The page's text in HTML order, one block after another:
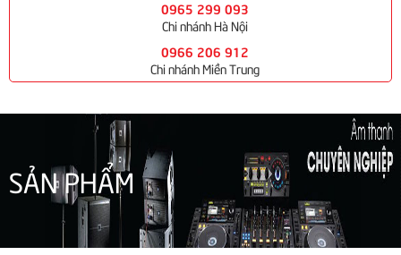
0965 299 093
Chi nhánh Hà Nội
0966 206 912
Chi nhánh Miền Trung
SẢN PHẨM